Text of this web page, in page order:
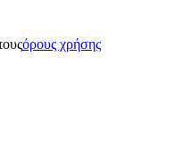
όρους χρήσης